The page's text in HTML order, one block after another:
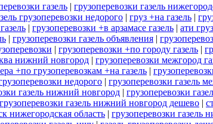
газель | грузоперевозки газель
грузоперевозки недорого | груз +на газель |
| грузоперевозки +в арзамасе газель | ати
| грузоперевозки газель объявления |
| грузоперевозки +по городу газель |
нижний новгород | грузоперевозки межгород
+по грузоперевозкам +на газель |
недорого | грузоперевозки газель
газель нижний новгород | грузоперевозки
грузоперевозки газель нижний новгород дешево |
нижегородская область | грузоперевозки газель